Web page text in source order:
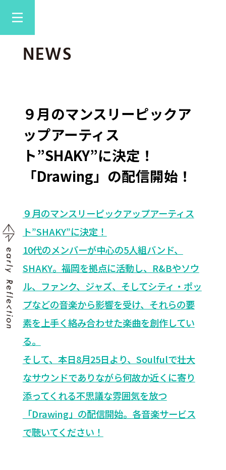
NEWS
９月のマンスリーピックア
ップアーティス
ト”SHAKY”に決定！
「Drawing」の配信開始！
９月のマンスリーピックアップアーティス
ト”SHAKY”に決定！
10代のメンバーが中心の5人組バンド、
SHAKY。福岡を拠点に活動し、R&Bやソウ
ル、ファンク、ジャズ、そしてシティ・ポッ
プなどの音楽から影響を受け、それらの要
素を上手く絡み合わせた楽曲を創作してい
る。
そして、本日8月25日より、Soulfulで壮大
なサウンドでありながら何故か近くに寄り
添ってくれる不思議な雰囲気を放つ
「Drawing」の配信開始。各音楽サービス
で聴いてください！